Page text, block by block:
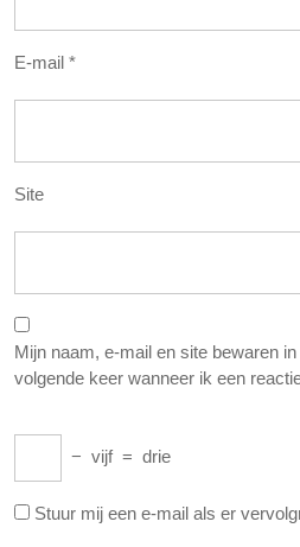
E-mail *
Site
Mijn naam, e-mail en site bewaren
volgende keer wanneer ik een
− vijf = drie
Stuur mij een e-mail als er